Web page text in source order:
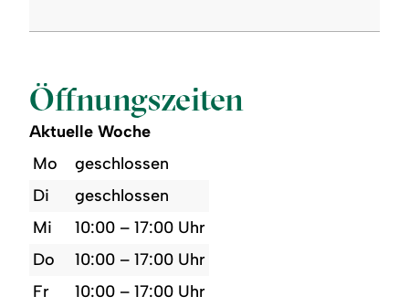
Öffnungszeiten
Aktuelle Woche
Mo
geschlossen
Di
geschlossen
Mi
10:00 – 17:00 Uhr
Do
10:00 – 17:00 Uhr
Fr
10:00 – 17:00 Uhr